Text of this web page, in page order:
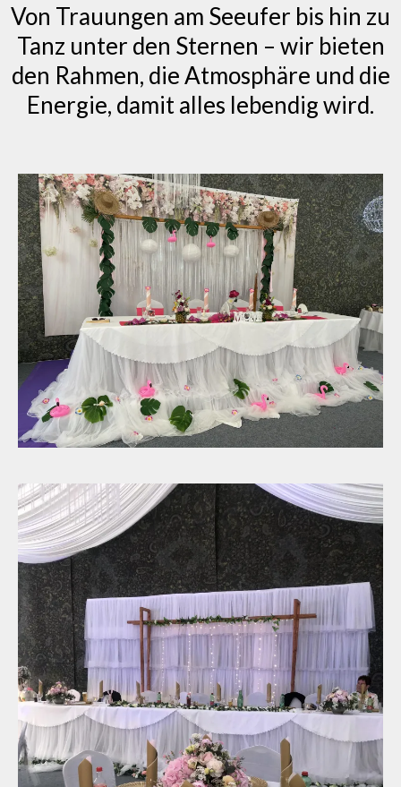
Von Trauungen am Seeufer bis hin zu
Tanz unter den Sternen – wir bieten
den Rahmen, die Atmosphäre und die
Energie, damit alles lebendig wird.